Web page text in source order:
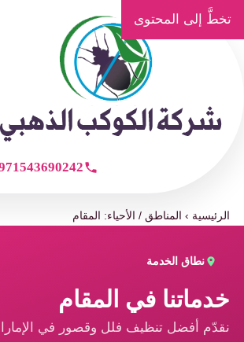
تخطَّ إلى المحتوى
الرئيسية ›المناطق / الأحياء: المقام
نطاق الخدمة
خدماتنا في المقام
نقدّم أفضل تنظيف فلل وقصور في